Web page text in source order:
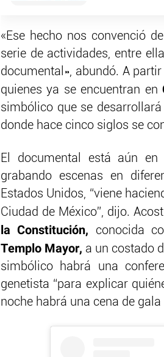
«Ese hecho nos convenció
serie de actividades, entre
documental», abundó. A
quienes ya se encuentran en
simbólico que se
donde hace cinco siglos se
El documental está aún
grabando escenas en
Estados Unidos, “viene
Ciudad de México”, dijo.
la Constitución, conocida
Templo Mayor, a un costado
simbólico habrá una
genetista “para explicar
noche habrá una cena de